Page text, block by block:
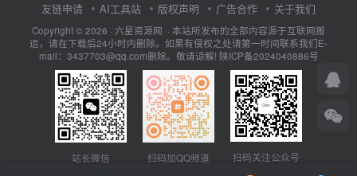
友链申请 AI工具站 版权声明 广告合作 关于我们
Copyright © 2026 · 六星资源网 · 本站所发布的全部内容源于互联网搬
运，请在下载后24小时内删除。如果有侵权之处请第一时间联系我们E-
mail：3437703@qq.com删除。敬请谅解! 陕ICP备2024040886号
站长微信 扫码加QQ频道 扫码关注公众号